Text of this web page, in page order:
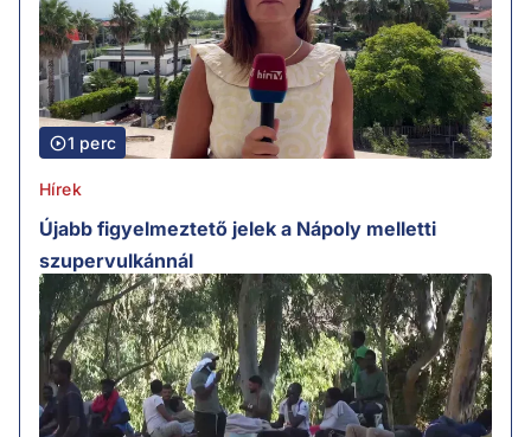
1 perc
Hírek
Újabb figyelmeztető jelek a Nápoly melletti
szupervulkánnál